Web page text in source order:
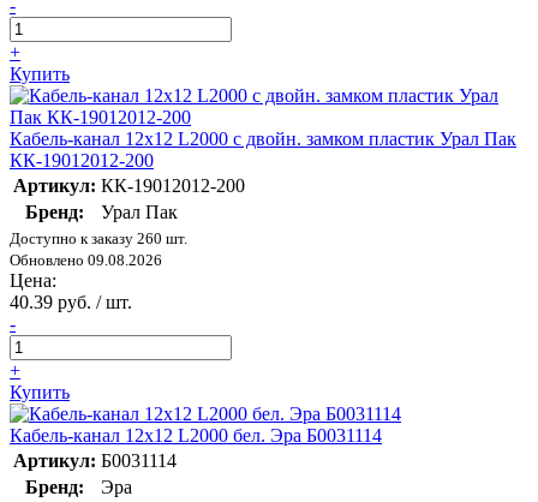
-
+
Купить
Кабель-канал 12х12 L2000 с двойн. замком пластик Урал Пак
КК-19012012-200
Артикул: КК-19012012-200
Бренд:
Урал Пак
Доступно к заказу 260 шт.
Обновлено 09.08.2026
Цена:
40.39 руб. / шт.
-
+
Купить
Кабель-канал 12х12 L2000 бел. Эра Б0031114
Артикул: Б0031114
Бренд:
Эра